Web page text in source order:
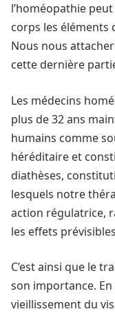
l’homéopathie
corps les éléments
Nous nous
cette dernière
Les médecins
plus de 32 ans
humains comme
héréditaire et
diathèses,
lesquels notre
action régulatrice,
les effets
C’est ainsi que le
son importance.
vieillissement du